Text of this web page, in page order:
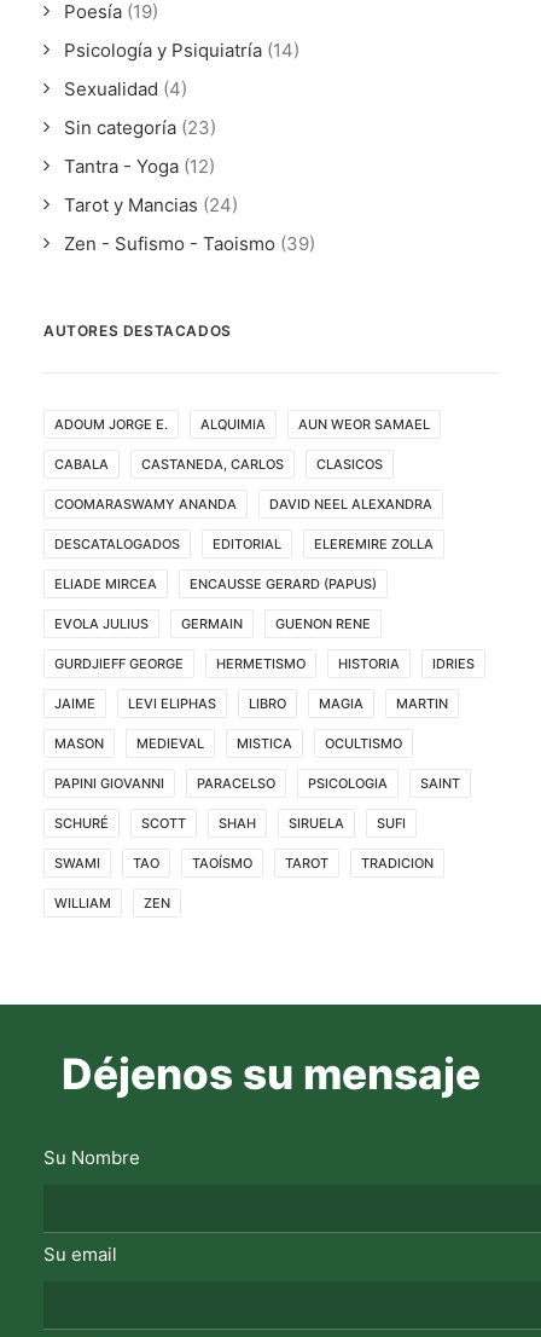
Poesía (19)
Psicología y Psiquiatría (14)
Sexualidad (4)
Sin categoría (23)
Tantra - Yoga (12)
Tarot y Mancias (24)
Zen - Sufismo - Taoismo (39)
AUTORES DESTACADOS
ADOUM JORGE E. ALQUIMIA AUN WEOR SAMAEL
CABALA CASTANEDA, CARLOS CLASICOS
COOMARASWAMY ANANDA DAVID NEEL ALEXANDRA
DESCATALOGADOS EDITORIAL ELEREMIRE ZOLLA
ELIADE MIRCEA ENCAUSSE GERARD (PAPUS)
EVOLA JULIUS GERMAIN GUENON RENE
GURDJIEFF GEORGE HERMETISMO HISTORIA IDRIES
JAIME LEVI ELIPHAS LIBRO MAGIA MARTIN
MASON MEDIEVAL MISTICA OCULTISMO
PAPINI GIOVANNI PARACELSO PSICOLOGIA SAINT
SCHURÉ SCOTT SHAH SIRUELA SUFI
SWAMI TAO TAOÍSMO TAROT TRADICION
WILLIAM ZEN
Déjenos su mensaje
Su Nombre
Su email